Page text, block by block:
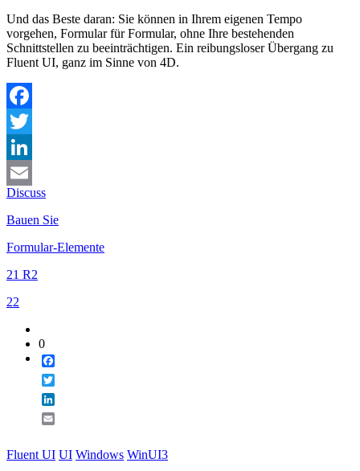
Und das Beste daran: Sie können in Ihrem eigenen Tempo
vorgehen, Formular für Formular, ohne Ihre bestehenden
Schnittstellen zu beeinträchtigen. Ein reibungsloser Übergang zu
Fluent UI, ganz im Sinne von 4D.
Facebook
Twitter
LinkedIn
Email
Discuss
Bauen Sie
Formular-Elemente
21 R2
22
0
Fluent UI UI Windows WinUI3